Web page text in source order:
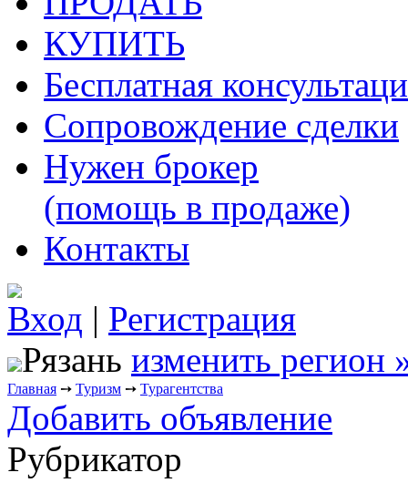
КУПИТЬ
Бесплатная
Сопровождение сделки
Нужен брокер
(помощь в продаже)
Контакты
Вход | Регистрация
Рязань изменить регион
Главная ➙ Туризм ➙ Турагентства
Добавить объявление
Рубрикатор